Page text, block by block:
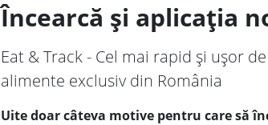
Încearcă și aplicația
Eat & Track - Cel mai rapid și ușor
alimente exclusiv din România
Uite doar câteva motive pentru care să